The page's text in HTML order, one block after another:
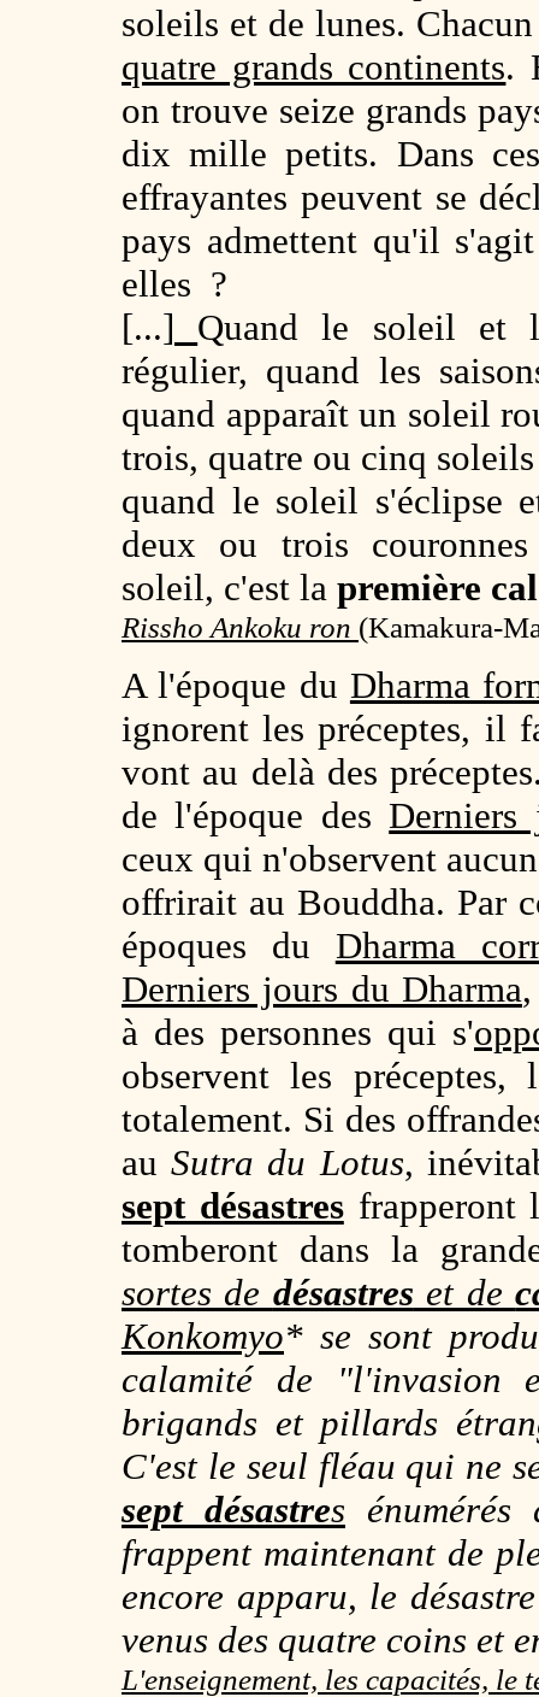
soleils et de lunes.
quatre grands continents.
on trouve seize grands
dix mille petits. Dans
effrayantes peuvent se
pays admettent qu'il
elles ?
[...]
Quand le soleil et
régulier, quand les
quand apparaît un soleil
trois, quatre ou cinq
quand le soleil s'éclipse
deux ou trois
soleil, c'est la première
Rissho Ankoku ron (Kamakura-
A l'époque du Dharma
ignorent les préceptes, il
vont au delà des
de l'époque des Derniers
ceux qui n'observent
offrirait au Bouddha. Par
époques du Dharma
Derniers jours du Dharma
à des personnes qui s'
observent les préceptes,
totalement. Si des
auSutra du Lotus,
sept désastresfrapperont
tomberont dans la
sortes de désastres et de
Konkomyo* se sont
calamité de "l'invasion
brigands et pillards
C'est le seul fléau qui ne
sept désastres
frappent maintenant de
encore apparu, le
venus des quatre coins et
L'enseignement, les capacités, le